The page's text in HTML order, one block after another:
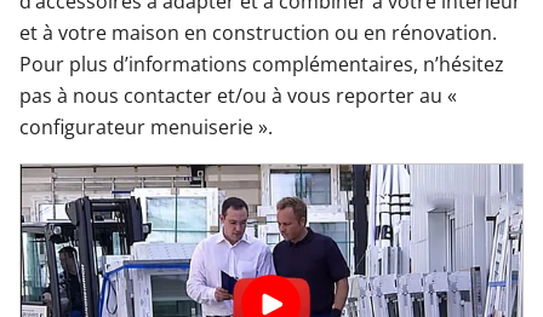
et à votre maison en construction ou en rénovation.
Pour plus d’informations complémentaires, n’hésitez
pas à nous contacter et/ou à vous reporter au «
configurateur menuiserie ».